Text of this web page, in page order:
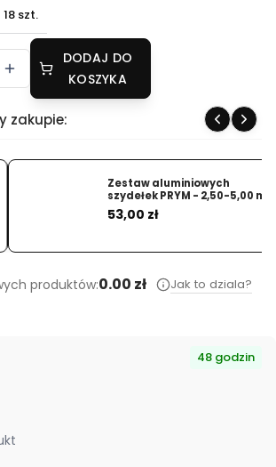
18 szt.
DODAJ DO
KOSZYKA
zakupie:
Zestaw aluminiowych
PRYM - 2,50-5,00 mm
zł Dodaj
produktów:0.00 zł Jak to dziala?
48 godzin